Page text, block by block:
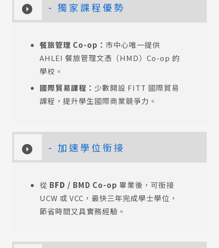
- 獨家課程優勢
餐旅管理 Co-op： 市中心唯一提供
AHLEI 餐旅管理文憑（HMD）Co-op 的
學校。
國際貿易課程： 少數開設 FITT 國際貿易
課程，提升學生國際商業競爭力。
- 加速學位銜接
從 BFD / BMD Co-op 畢業後，可銜接
UCW 或 VCC，最快三年完成學士學位，
節省時間又具實務經驗。